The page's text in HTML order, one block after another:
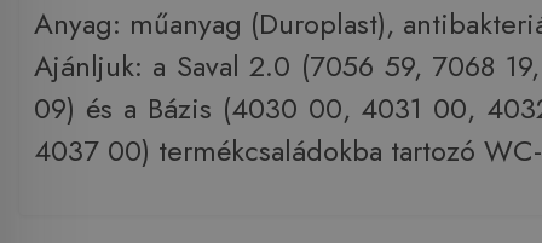
Anyag: műanyag (Duroplast),
Ajánljuk: a Saval 2.0 (7056 59, 7068
09) és a Bázis (4030 00, 4031 00,
4037 00) termékcsaládokba tartozó